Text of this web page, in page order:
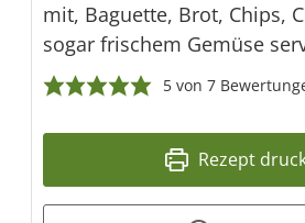
mit, Baguette, Brot, Chips,
sogar frischem Gemüse
5von 7
Rezept